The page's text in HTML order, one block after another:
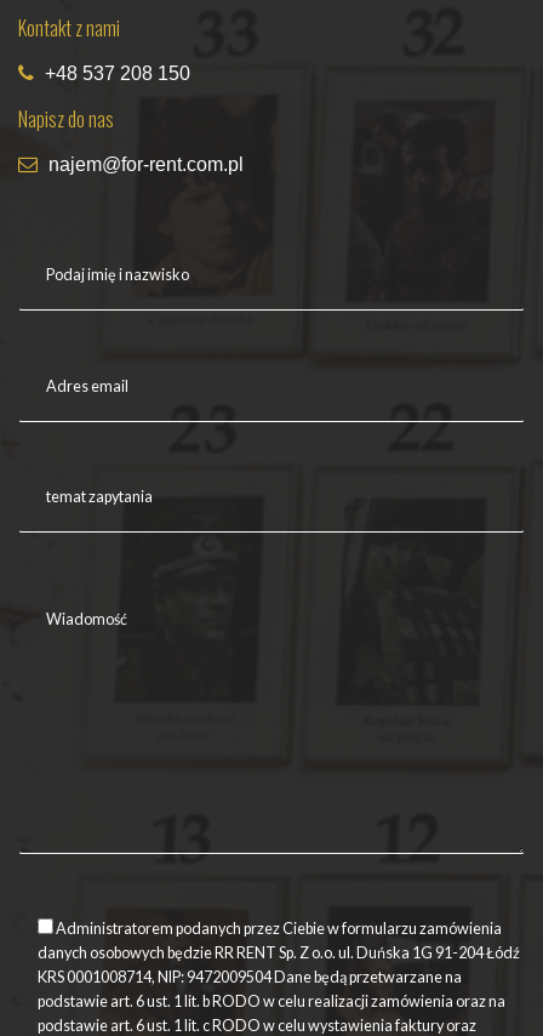
Kontakt z nami
+48 537 208 150
Napisz do nas
najem@for-rent.com.pl
Administratorem podanych przez Ciebie w formularzu zamówienia
danych osobowych będzie RR RENT Sp. Z o.o. ul. Duńska 1G 91-204 Łódź
KRS 0001008714, NIP: 9472009504 Dane będą przetwarzane na
podstawie art. 6 ust. 1 lit. b RODO w celu realizacji zamówienia oraz na
podstawie art. 6 ust. 1 lit. c RODO w celu wystawienia faktury oraz